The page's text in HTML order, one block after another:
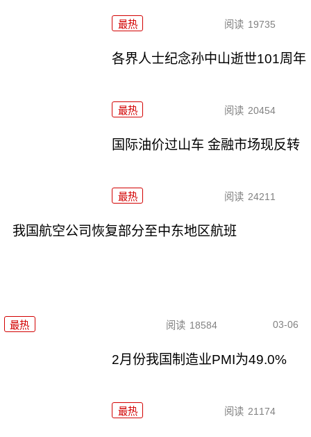
最热 阅读 19735
各界人士纪念孙中山逝世101周年
最热 阅读 20454
国际油价过山车 金融市场现反转
最热 阅读 24211
我国航空公司恢复部分至中东地区航班
最热 阅读 18584 03-06
2月份我国制造业PMI为49.0%
最热 阅读 21174